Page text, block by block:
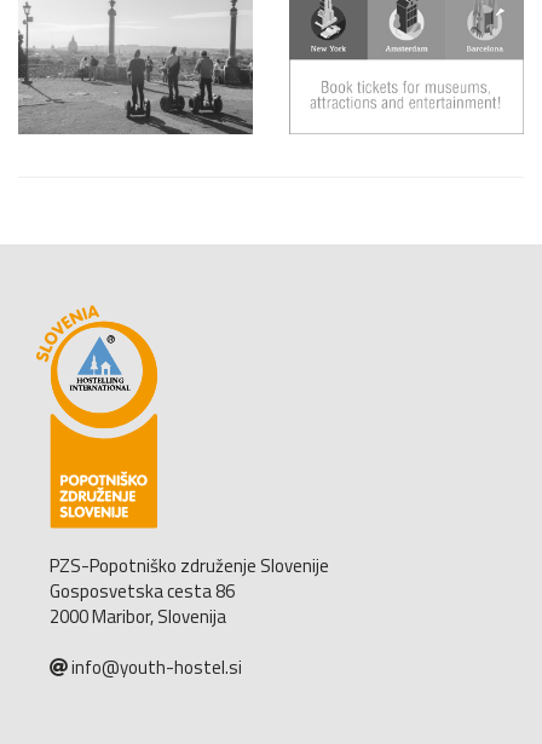
PZS-Popotniško združenje Slovenije
Gosposvetska cesta 86
2000 Maribor, Slovenija
info@youth-hostel.si